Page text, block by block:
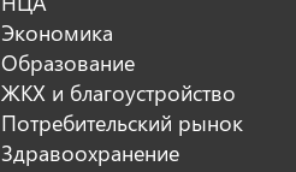
Экономика
Образование
ЖКХ и благоустройство
Потребительский рынок
Здравоохранение